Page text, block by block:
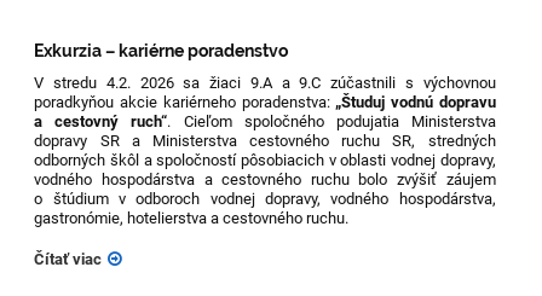
Exkurzia – kariérne poradenstvo
V stredu 4.2. 2026 sa žiaci 9.A a 9.C zúčastnili s výchovnou
poradkyňou akcie kariérneho poradenstva: „Študuj vodnú dopravu
a cestovný ruch“. Cieľom spoločného podujatia Ministerstva
dopravy SR a Ministerstva cestovného ruchu SR, stredných
odborných škôl a spoločností pôsobiacich v oblasti vodnej dopravy,
vodného hospodárstva a cestovného ruchu bolo zvýšiť záujem
o štúdium v odboroch vodnej dopravy, vodného hospodárstva,
gastronómie, hotelierstva a cestovného ruchu.
Čítať viac